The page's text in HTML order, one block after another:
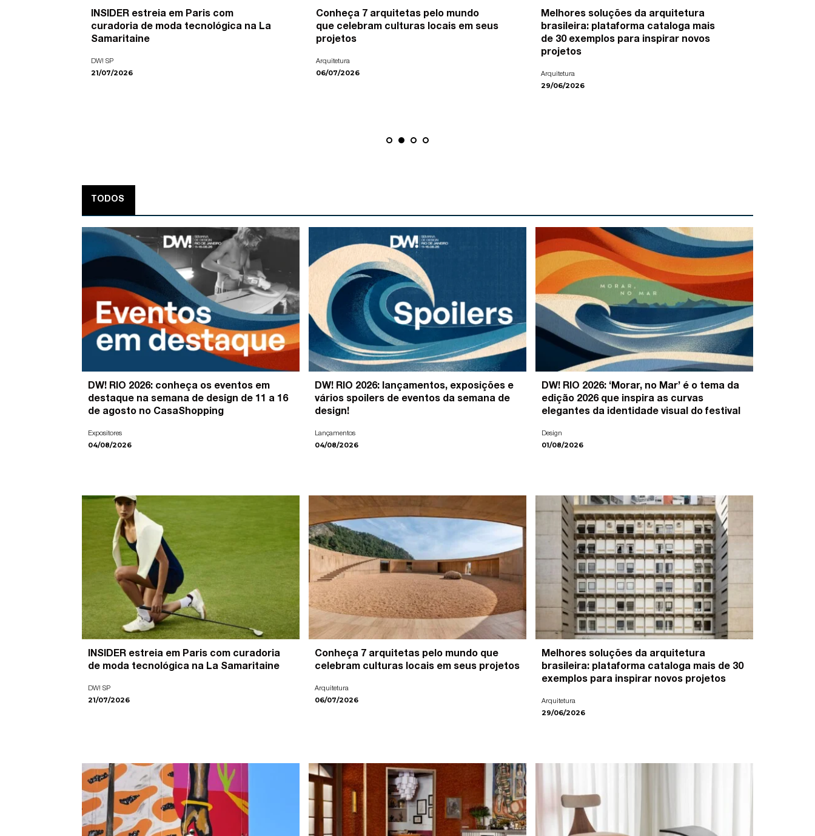
INSIDER estreia em Paris com
curadoria de moda tecnológica na La
Samaritaine
DW! SP
21/07/2026
Conheça 7 arquitetas pelo mundo
que celebram culturas locais em seus
projetos
Arquitetura
06/07/2026
Melhores soluções da arquitetura
brasileira: plataforma cataloga mais
de 30 exemplos para inspirar novos
projetos
Arquitetura
29/06/2026
TODOS
DW! RIO 2026: conheça os eventos em
destaque na semana de design de 11 a 16
de agosto no CasaShopping
Expositores
04/08/2026
DW! RIO 2026: lançamentos, exposições e
vários spoilers de eventos da semana de
design!
Lançamentos
04/08/2026
DW! RIO 2026: ‘Morar, no Mar’ é o tema da
edição 2026 que inspira as curvas
elegantes da identidade visual do festival
Design
01/08/2026
INSIDER estreia em Paris com curadoria
de moda tecnológica na La Samaritaine
DW! SP
21/07/2026
Conheça 7 arquitetas pelo mundo que
celebram culturas locais em seus projetos
Arquitetura
06/07/2026
Melhores soluções da arquitetura
brasileira: plataforma cataloga mais de 30
exemplos para inspirar novos projetos
Arquitetura
29/06/2026